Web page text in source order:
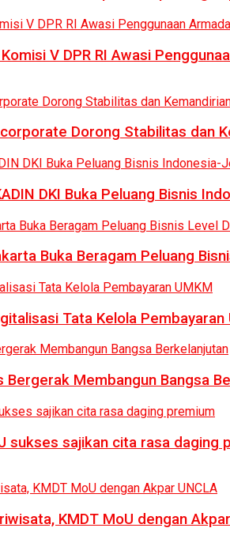
V DPR RI Awasi
Dorong Stabilitas dan
DKI Buka Peluang Bisnis
Buka Beragam Peluang
Tata Kelola Pembayaran
Bergerak Membangun Bangsa
sukses sajikan cita rasa daging
KMDT MoU dengan